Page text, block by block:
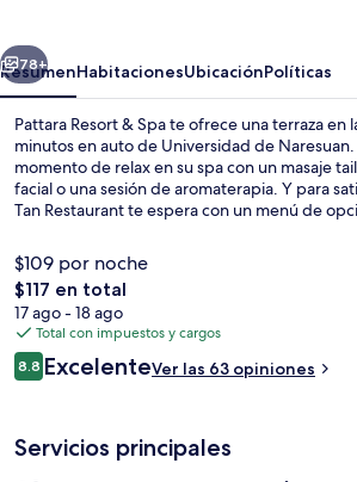
Siguiente
78+
ResumenHabitacionesUbicaciónPolíticas
Pattara Resort & Spa te ofrece una terraza en
minutos en auto de Universidad de
momento de relax en su spa con un masaje
facial o una sesión de aromaterapia. Y para
Tan Restaurant te espera con un menú de
bar o lounge y su sala de fitness.
$109 por noche
El
precio
total
es
de
$117 en total
17 ago - 18 ago
Total con impuestos y cargos
Opiniones
8.88.8 de 10,
ExcelenteVer las 63 opiniones
Servicios principales